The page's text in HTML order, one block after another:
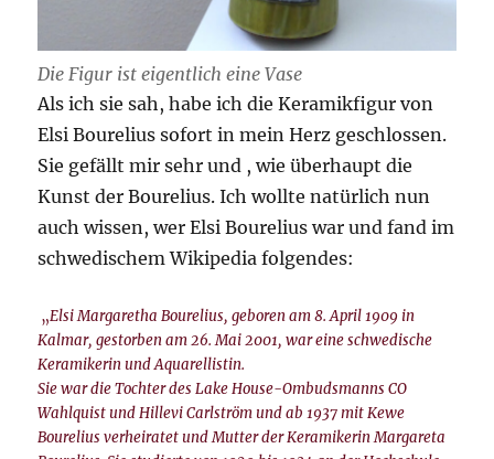
Die Figur ist eigentlich eine Vase
Als ich sie sah, habe ich die Keramikfigur von
Elsi Bourelius sofort in mein Herz geschlossen.
Sie gefällt mir sehr und , wie überhaupt die
Kunst der Bourelius. Ich wollte natürlich nun
auch wissen, wer Elsi Bourelius war und fand im
schwedischem Wikipedia folgendes:
„Elsi Margaretha Bourelius, geboren am 8. April 1909 in
Kalmar, gestorben am 26. Mai 2001, war eine schwedische
Keramikerin und Aquarellistin.
Sie war die Tochter des Lake House-Ombudsmanns CO
Wahlquist und Hillevi Carlström und ab 1937 mit Kewe
Bourelius verheiratet und Mutter der Keramikerin Margareta